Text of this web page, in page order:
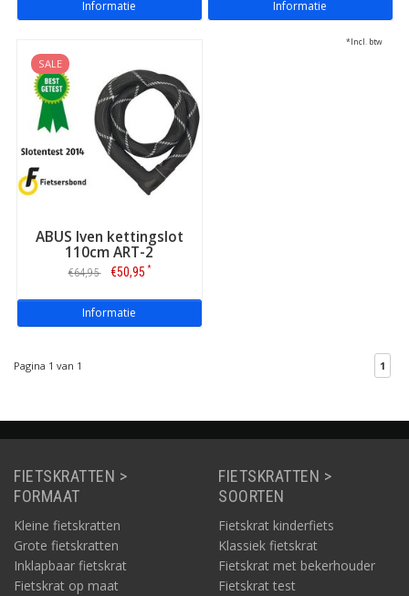
Informatie Informatie
SALE
ABUS Iven kettingslot
110cm ART-2
€64,95 €50,95 *
Informatie
*Incl. btw
Pagina 1 van 1 1
FIETSKRATTEN >
FORMAAT
Kleine fietskratten
Grote fietskratten
Inklapbaar fietskrat
Fietskrat op maat
FIETSKRATTEN >
SOORTEN
Fietskrat kinderfiets
Klassiek fietskrat
Fietskrat met bekerhouder
Fietskrat test